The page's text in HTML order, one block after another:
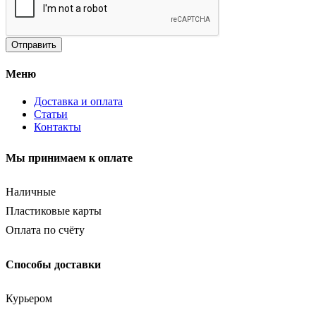
Меню
Доставка и оплата
Статьи
Контакты
Мы принимаем к оплате
Наличные
Пластиковые карты
Оплата по счёту
Способы доставки
Курьером